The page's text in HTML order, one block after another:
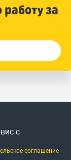
за
с
соглашение